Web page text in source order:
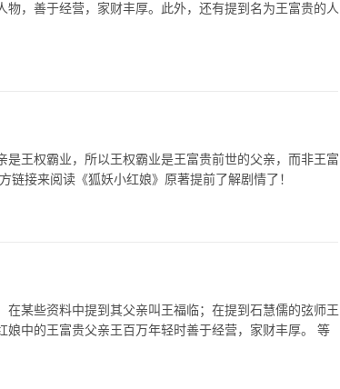
，善于经营，家财丰厚。此外，还有提到名为王富贵的人
王权霸业，所以王权霸业是王富贵前世的父亲，而非王富
接来阅读《狐妖小红娘》原著提前了解剧情了！
某些资料中提到其父亲叫王福临；在提到石慧儒的弦师王
娘中的王富贵父亲王百万年轻时善于经营，家财丰厚。 等